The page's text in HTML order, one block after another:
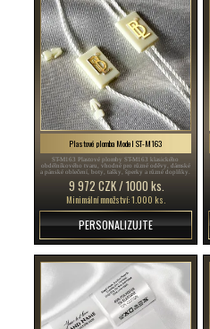
Plastové plomba Model ST-M163
ST-M163 Plastové plomby ST-M163 klasického
obdélníkového tvaru, vhodné pro různé oděvy, dámské
a pánské oblečení, boty, tašky, šperky a různé doplňky.
9 972 CZK / 1000 ks.
Minimální množství: 1.000 ks.
PERSONALIZUJTE